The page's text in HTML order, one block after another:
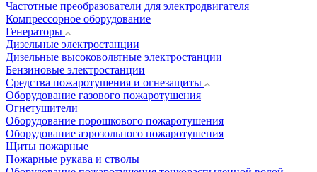
Частотные преобразователи для электродвигателя
Компрессорное оборудование
Генераторы
Дизельные электростанции
Дизельные высоковольтные электростанции
Бензиновые электростанции
Средства пожаротушения и огнезащиты
Оборудование газового пожаротушения
Огнетушители
Оборудование порошкового пожаротушения
Оборудование аэрозольного пожаротушения
Щиты пожарные
Пожарные рукава и стволы